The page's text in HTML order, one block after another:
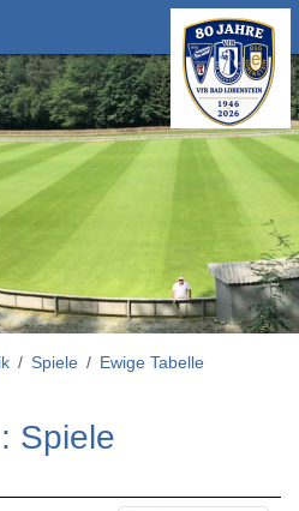
Spiele
Ewige Tabelle
Spiele